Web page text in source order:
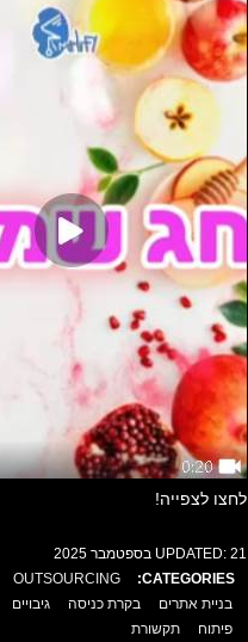
לחצו לצפייה!
UPDATED: 21 בספטמבר 2025
CATEGORIES:
OUTSOURCING
בניית אתרים
בקרת כניסה גיבויים
פיתוח
תקשורת